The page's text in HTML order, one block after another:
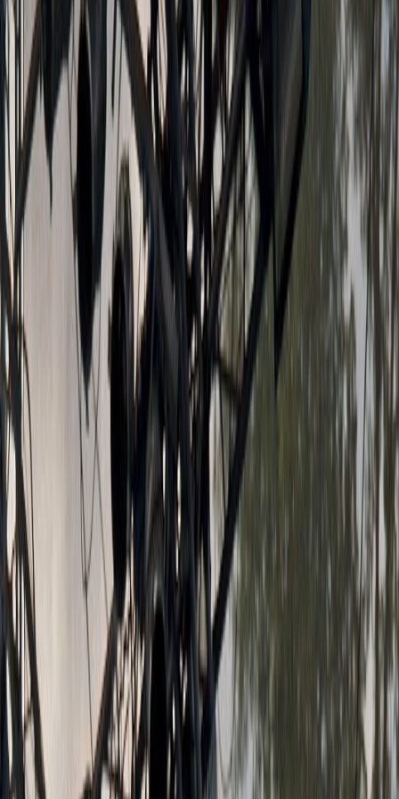
2 reports
Mighty Sounds Vol. 13 2017 / Tábor
July 14, 2017
Letiště aeroklubu, Tábor
519 photos
Pod Parou 2015 / Vyškov
July 30, 2015
letiště, Vyškov
258 photos
Photos ( 49